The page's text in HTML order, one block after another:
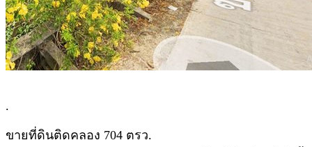
.
ขายที่ดินติดคลอง 704 ตรว.